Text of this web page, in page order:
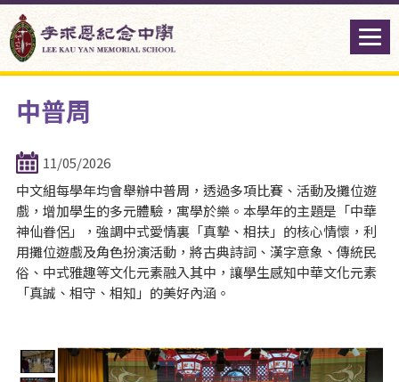
中普周
11/05/2026
中文組每學年均會舉辦中普周，透過多項比賽、活動及攤位遊
戲，增加學生的多元體驗，寓學於樂。本學年的主題是「中華
神仙眷侶」，強調中式愛情裏「真摯、相扶」的核心情懷，利
用攤位遊戲及角色扮演活動，將古典詩詞、漢字意象、傳統民
俗、中式雅趣等文化元素融入其中，讓學生感知中華文化元素
「真誠、相守、相知」的美好內涵。